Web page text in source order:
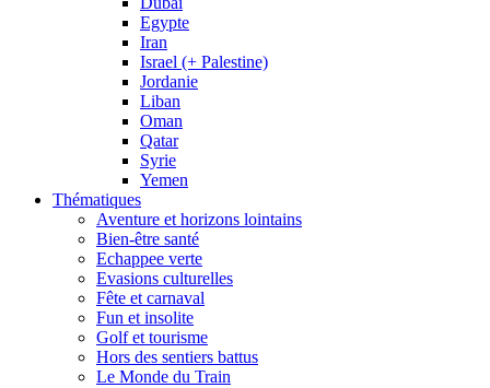
Egypte
Iran
Israel (+ Palestine)
Jordanie
Liban
Oman
Qatar
Syrie
Yemen
Thématiques
Aventure et horizons lointains
Bien-être santé
Echappee verte
Evasions culturelles
Fête et carnaval
Fun et insolite
Golf et tourisme
Hors des sentiers battus
Le Monde du Train